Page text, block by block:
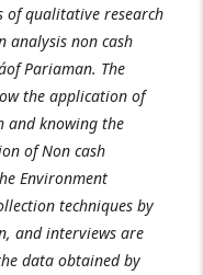
of qualitative research
analysis non cash
Pariaman. The
the application of
and knowing the
of Non cash
Environment
techniques by
and interviews are
data obtained by